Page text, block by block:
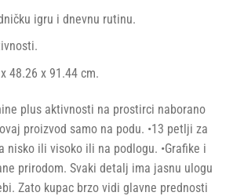
igru i dnevnu rutinu.
48.26 x 91.44 cm.
plus aktivnosti na prostirci naborano
proizvod samo na podu. •13 petlji za
nisko ili visoko ili na podlogu. •Grafike i
prirodom. Svaki detalj ima jasnu ulogu
Zato kupac brzo vidi glavne prednosti